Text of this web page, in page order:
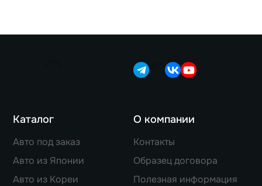
Каталог
Авто под заказ
Авто из Японии
Авто из Кореи
О компании
Контакты
Образец договора
Полезная информация